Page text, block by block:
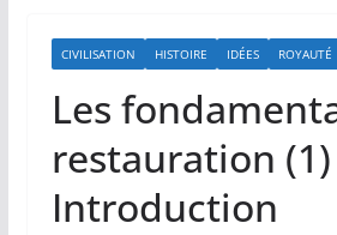
CIVILISATION HISTOIRE IDÉES ROYAUTÉ
Les
restauration (1)
Introduction